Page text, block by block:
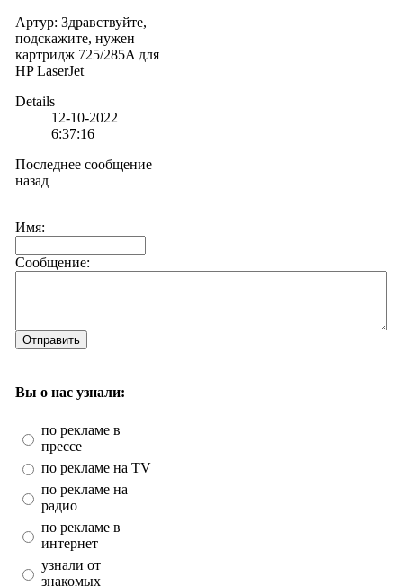
Артур: Здравствуйте,
подскажите, нужен
картридж 725/285A для
HP LaserJet
Details
12-10-2022
6:37:16
Последнее сообщение
назад
Имя:
Сообщение:
Отправить
Вы о нас узнали:
по рекламе в
прессе
по рекламе на TV
по рекламе на
радио
по рекламе в
интернет
узнали от
знакомых